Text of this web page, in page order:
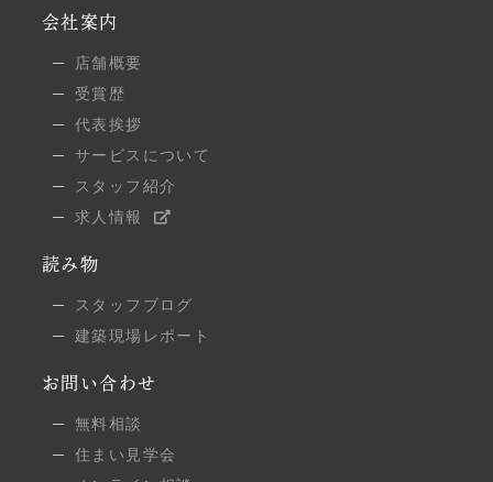
会社案内
店舗概要
受賞歴
代表挨拶
サービスについて
スタッフ紹介
求人情報
読み物
スタッフブログ
建築現場レポート
お問い合わせ
無料相談
住まい見学会